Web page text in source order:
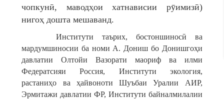
чопкунӣ, маводҳои хатнависии рӯимизӣ)
нигоҳ дошта мешаванд.
Институти таърих, бостоншиносӣ ва
мардумшиносии ба номи А. Дониш бо Донишгоҳи
давлатии Олтойи Вазорати маориф ва илми
Федератсияи Россия, Институти экология,
растаниҳо ва ҳайвоноти Шуъбаи Уралии АИР,
Эрмитажи давлатии ФР, Институти байналмилалии